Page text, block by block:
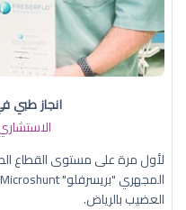
انجاز طبي
لأول مرة على مستوى القطاع
العضيب بالرياض.